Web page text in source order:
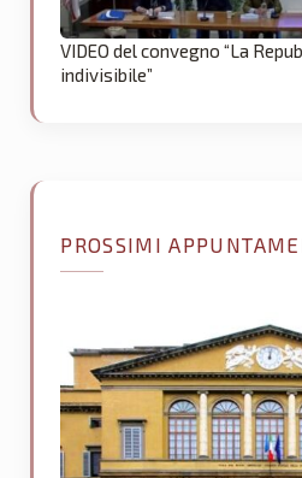
VIDEO del convegno “La
indivisibile”
PROSSIMI